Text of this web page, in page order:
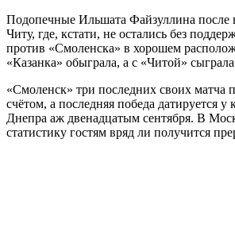
Подопечные Ильшата Файзуллина после
Читу, где, кстати, не остались без
против «Смоленска» в хорошем
«Казанка» обыграла, а с «Читой»
«Смоленск» три последних своих матча
счётом, а последняя победа датируется у
Днепра аж двенадцатым сентября. В
статистику гостям вряд ли получится